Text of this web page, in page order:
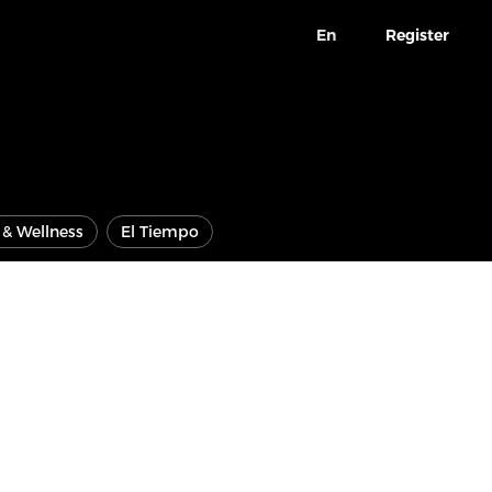
En Register
Wellness El Tiempo